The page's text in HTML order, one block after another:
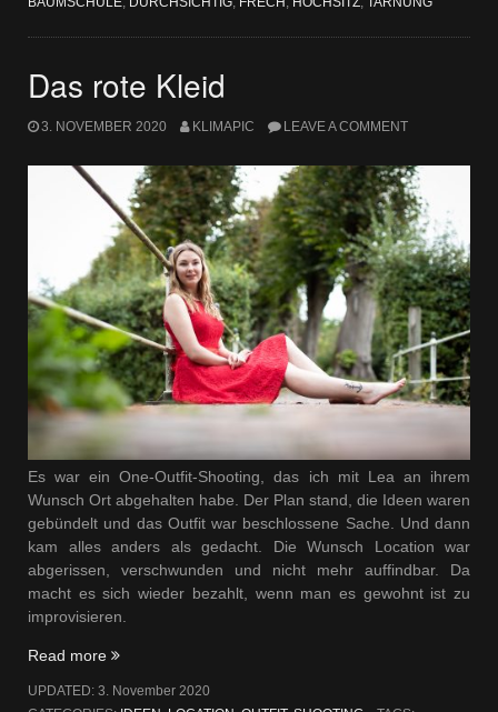
Das rote Kleid
3. NOVEMBER 2020 KLIMAPIC LEAVE A COMMENT
Es war ein One-Outfit-Shooting, das ich mit Lea an ihrem
Wunsch Ort abgehalten habe. Der Plan stand, die Ideen waren
gebündelt und das Outfit war beschlossene Sache. Und dann
kam alles anders als gedacht. Die Wunsch Location war
abgerissen, verschwunden und nicht mehr auffindbar. Da
macht es sich wieder bezahlt, wenn man es gewohnt ist zu
improvisieren.
Read more „Das
Kleid“
UPDATED: 3. November 2020